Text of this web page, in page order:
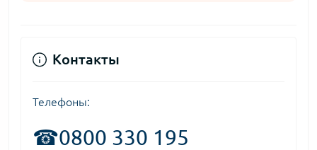
Контакты
Телефоны:
☎0800 330 195